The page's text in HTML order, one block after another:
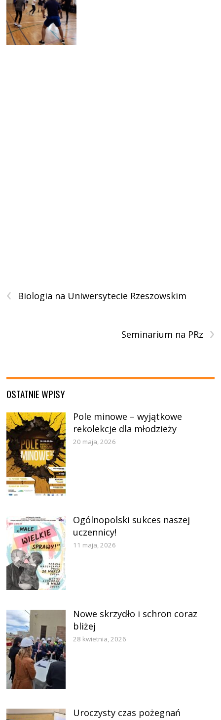
‹ Biologia na Uniwersytecie Rzeszowskim
›
Seminarium na PRz
OSTATNIE WPISY
Pole minowe – wyjątkowe
rekolekcje dla młodzieży
20 maja, 2026
Ogólnopolski sukces naszej
uczennicy!
11 maja, 2026
Nowe skrzydło i schron coraz
bliżej
28 kwietnia, 2026
Uroczysty czas pożegnań